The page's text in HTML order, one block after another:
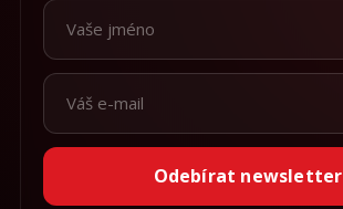
Odebírat newsletter